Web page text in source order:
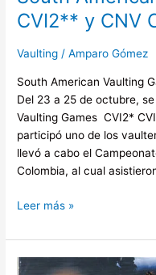
CVI2** y CNV
Vaulting /Amparo Gómez
South American Vaulting
Del 23 a 25 de octubre,
Vaulting Games CVI2*
participó uno de los
llevó a cabo el
Colombia, al cual
Leer más »
Catorceava